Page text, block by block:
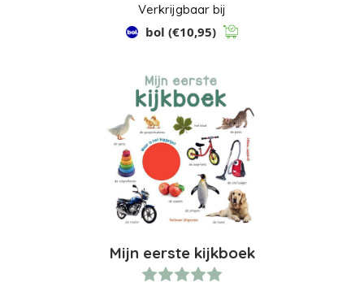
Verkrijgbaar bij
bol (€10,95)
Mijn eerste kijkboek